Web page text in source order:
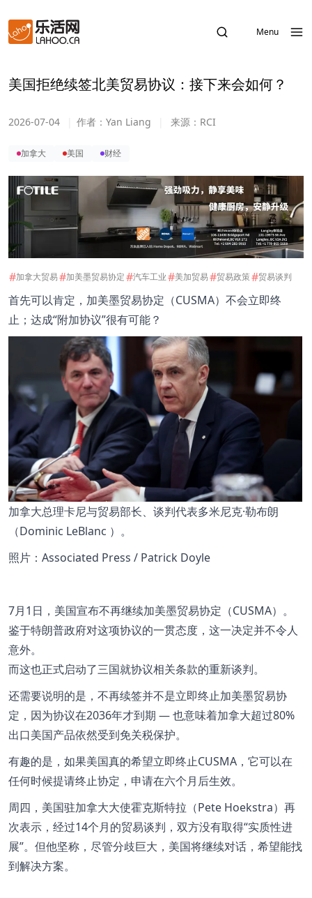
Menu
美国拒绝续签北美贸易协议：接下来会如何？
2026-07-04 作者： Yan Liang 来源： RCI
加拿大 美国 财经
#加拿大贸易#加美墨贸易协定#汽车工业#美加贸易#贸易政策#贸易谈判
首先可以肯定，加美墨贸易协定（CUSMA）不会立即终
止；达成“附加协议”很有可能？
加拿大总理卡尼与贸易部长、谈判代表多米尼克·勒布朗
（Dominic LeBlanc ）。
照片：Associated Press / Patrick Doyle
7月1日，美国宣布不再继续加美墨贸易协定（CUSMA）。
鉴于特朗普政府对这项协议的一贯态度，这一决定并不令人
意外。
而这也正式启动了三国就协议相关条款的重新谈判。
还需要说明的是，不再续签并不是立即终止加美墨贸易协
定，因为协议在2036年才到期 — 也意味着加拿大超过80%
出口美国产品依然受到免关税保护。
有趣的是，如果美国真的希望立即终止CUSMA，它可以在
任何时候提请终止协定，申请在六个月后生效。
周四，美国驻加拿大大使霍克斯特拉（Pete Hoekstra）再
次表示，经过14个月的贸易谈判，双方没有取得 实质性进
展 。但他坚称，尽管分歧巨大，美国将继续对话，希望能找
到解决方案。